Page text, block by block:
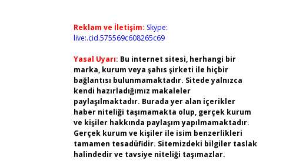
Reklam ve İletişim: Skype:
live:.cid.575569c608265c69
Yasal Uyarı: Bu internet sitesi, herhangi bir
marka, kurum veya şahıs şirketi ile hiçbir
bağlantısı bulunmamaktadır. Sitede yalnızca
kendi hazırladığımız makaleler
paylaşılmaktadır. Burada yer alan içerikler
haber niteliği taşımamakta olup, gerçek kurum
ve kişiler hakkında paylaşım yapılmamaktadır.
Gerçek kurum ve kişiler ile isim benzerlikleri
tamamen tesadüfidir. Sitemizdeki bilgiler taslak
halindedir ve tavsiye niteliği taşımazlar.